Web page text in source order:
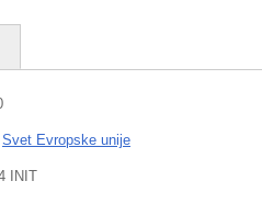
Svet Evropske unije
INIT